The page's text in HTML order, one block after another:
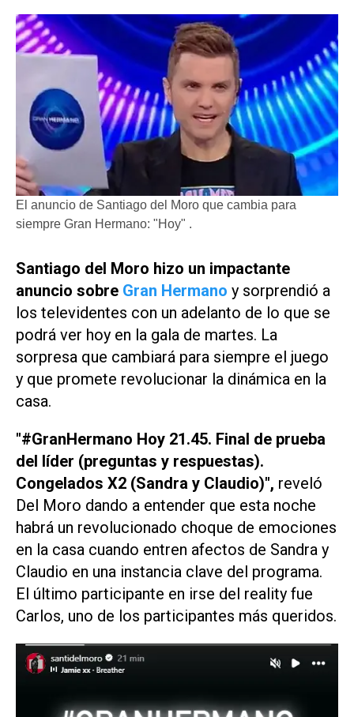
El anuncio de Santiago del Moro que cambia para
siempre Gran Hermano: "Hoy" .
Santiago del Moro hizo un impactante
anuncio sobre Gran Hermano y sorprendió a
los televidentes con un adelanto de lo que se
podrá ver hoy en la gala de martes. La
sorpresa que cambiará para siempre el juego
y que promete revolucionar la dinámica en la
casa.
"#GranHermano Hoy 21.45. Final de prueba
del líder (preguntas y respuestas).
Congelados X2 (Sandra y Claudio)", reveló
Del Moro dando a entender que esta noche
habrá un revolucionado choque de emociones
en la casa cuando entren afectos de Sandra y
Claudio en una instancia clave del programa.
El último participante en irse del reality fue
Carlos, uno de los participantes más queridos.